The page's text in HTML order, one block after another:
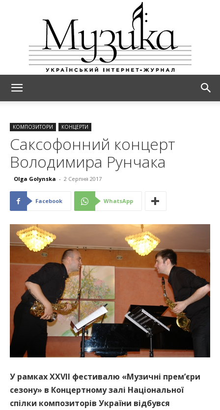
КОМПОЗИТОРИ КОНЦЕРТИ
Саксофонний концерт
Володимира Рунчака
Olga Golynska - 2 Серпня 2017
Facebook WhatsApp
У рамках ХХVII фестивалю «Музичні прем’єри
сезону» в Концертному залі Національної
спілки композиторів України відбувся